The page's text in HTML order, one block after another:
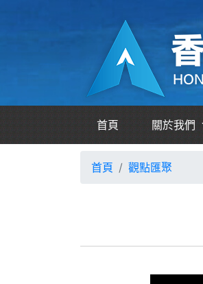
首頁 關於我們
首頁 觀點匯聚